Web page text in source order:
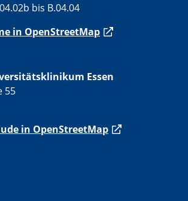
bis B.04.04
in OpenStreetMap
Essen
55
in OpenStreetMap